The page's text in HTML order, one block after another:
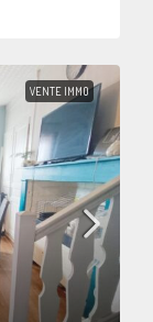
VENTE IMMO